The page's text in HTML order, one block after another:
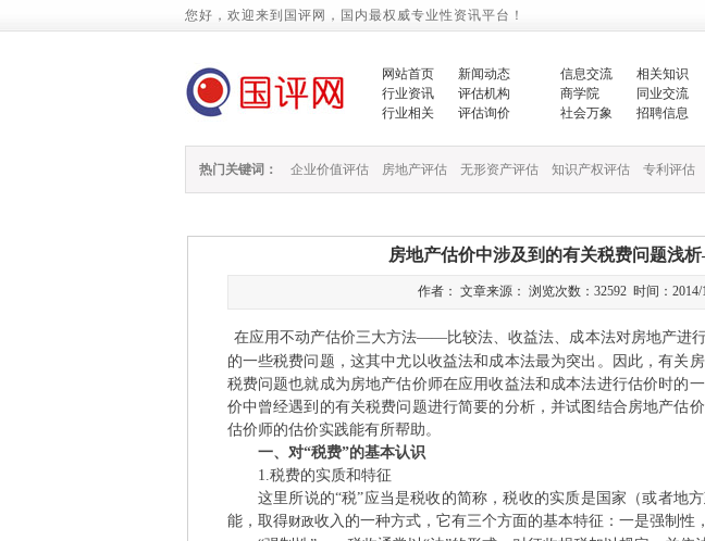
您好，欢迎来到国评网，国内最权威专业性资讯平台！
网站首页
新闻动态
行业资讯
评估机构
行业相关
评估询价
信息交流
相关知识
商学院
同业交流
社会万象
招聘信息
热门关键词： 企业价值评估 房地产评估 无形资产评估 知识产权评估 专利评估
房地产估价中涉及到的有关税费问题浅
作者： 文章来源： 浏览次数：32592 时间：2014/
在应用不动产估价三大方法——比较法、收益法、成本法对房地产进
的一些税费问题，这其中尤以收益法和成本法最为突出。因此，有关
税费问题也就成为房地产估价师在应用收益法和成本法进行估价时
价中曾经遇到的有关税费问题进行简要的分析，并试图结合房地产估
估价师的估价实践能有所帮助。
一、对“税费”的基本认识
1.税费的实质和特征
这里所说的“税”应当是税收的简称，税收的实质是国家（或者地
能，取得财政收入的一种方式，它有三个方面的基本特征：一是强制性